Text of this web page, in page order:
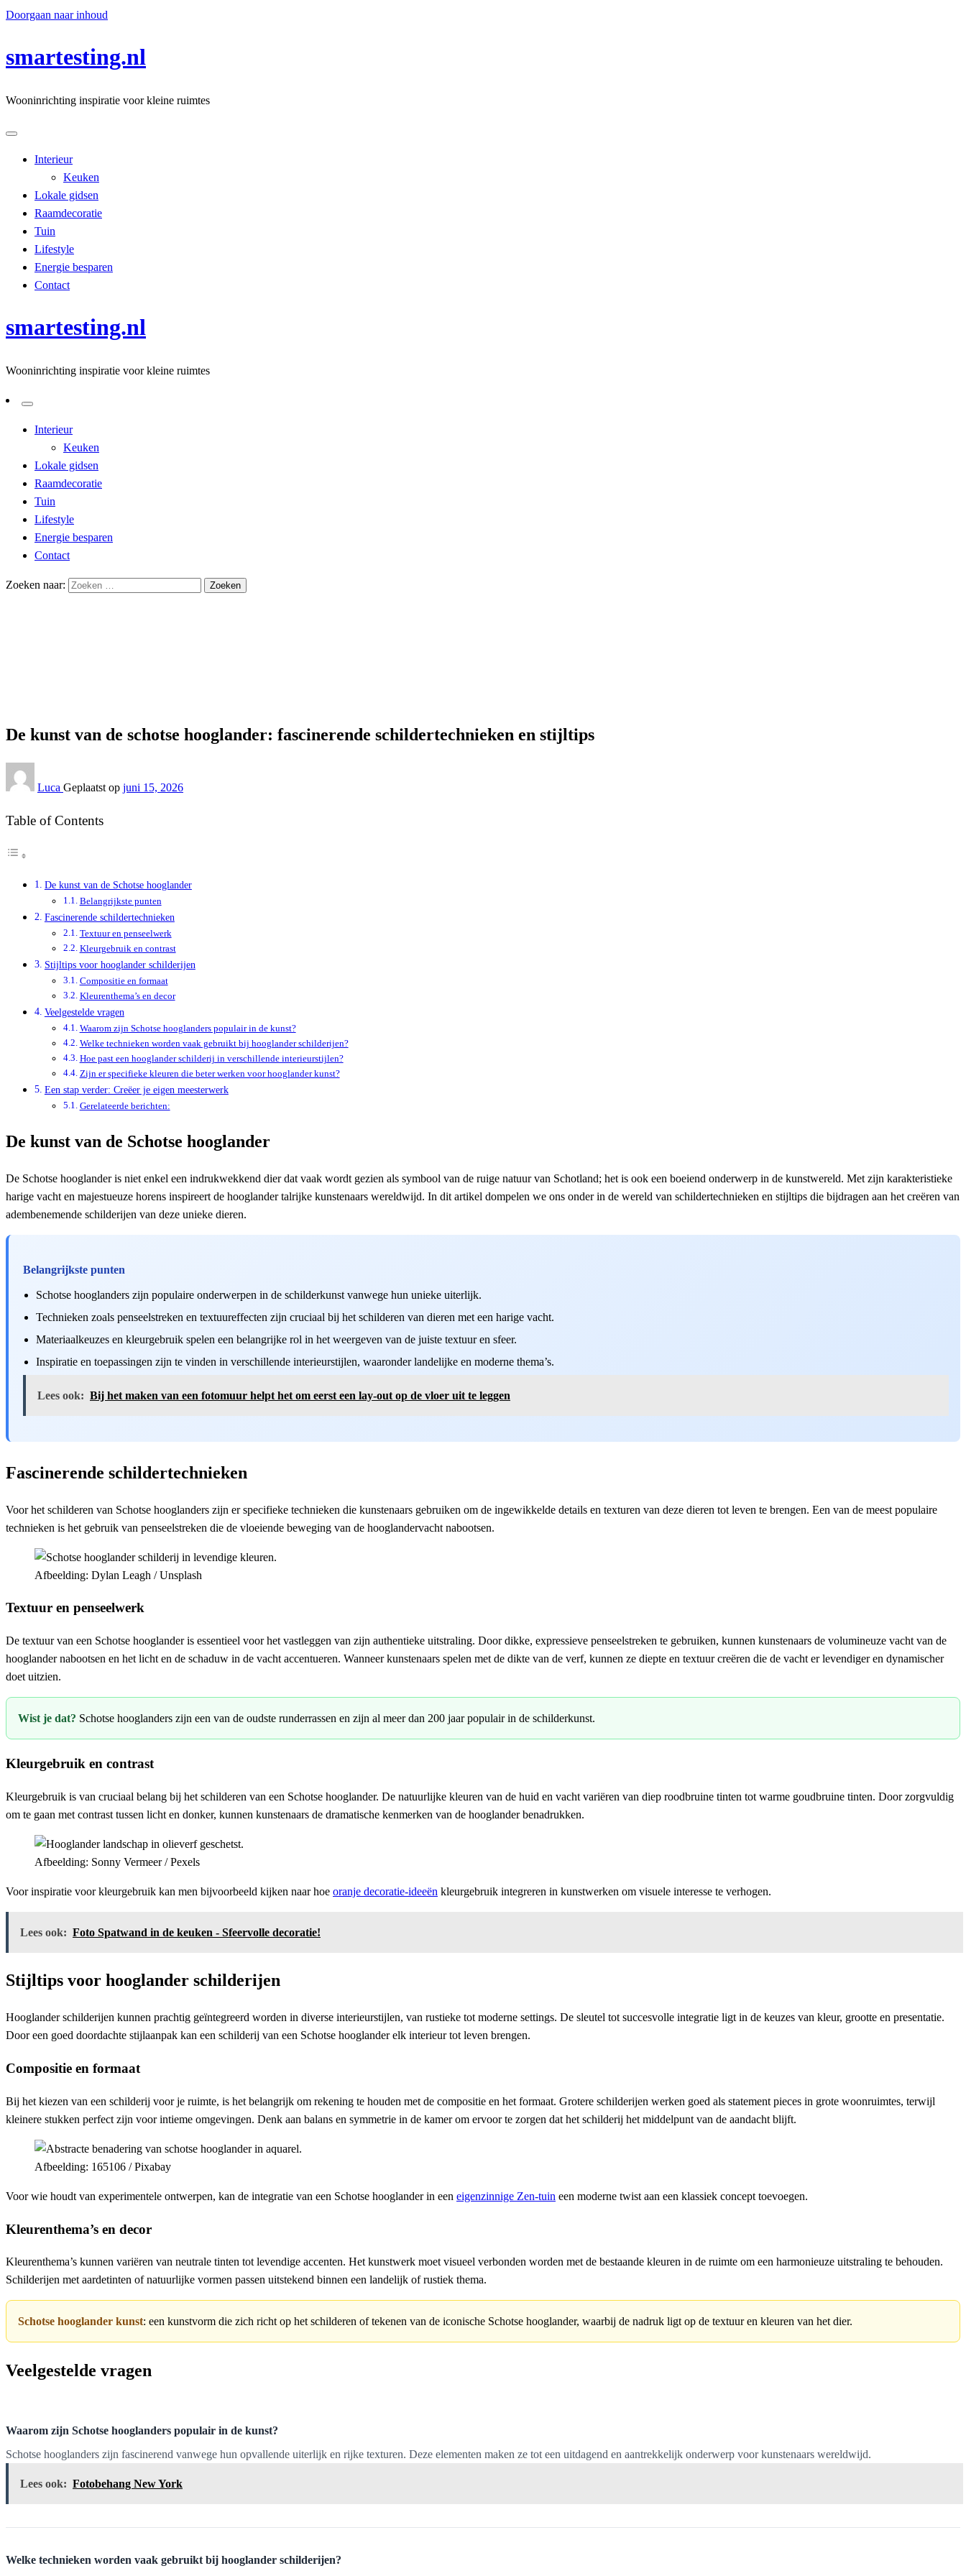
Doorgaan naar inhoud
smartesting.nl
Wooninrichting inspiratie voor kleine ruimtes
Interieur
Keuken
Lokale gidsen
Raamdecoratie
Tuin
Lifestyle
Energie besparen
Contact
smartesting.nl
Wooninrichting inspiratie voor kleine ruimtes
Interieur
Keuken
Lokale gidsen
Raamdecoratie
Tuin
Lifestyle
Energie besparen
Contact
Zoeken naar:
De kunst van de schotse hooglander: fascinerende schildertechnieken en stijltips
Luca Geplaatst op juni 15, 2026
Table of Contents
De kunst van de Schotse hooglander
Belangrijkste punten
Fascinerende schildertechnieken
Textuur en penseelwerk
Kleurgebruik en contrast
Stijltips voor hooglander schilderijen
Compositie en formaat
Kleurenthema’s en decor
Veelgestelde vragen
Waarom zijn Schotse hooglanders populair in de kunst?
Welke technieken worden vaak gebruikt bij hooglander schilderijen?
Hoe past een hooglander schilderij in verschillende interieurstijlen?
Zijn er specifieke kleuren die beter werken voor hooglander kunst?
Een stap verder: Creëer je eigen meesterwerk
Gerelateerde berichten:
De kunst van de Schotse hooglander
De Schotse hooglander is niet enkel een indrukwekkend dier dat vaak wordt gezien als symbool van de ruige natuur van Schotland; het is ook een boeiend onderwerp in de kunstwereld. Met zijn karakteristieke
harige vacht en majestueuze horens inspireert de hooglander talrijke kunstenaars wereldwijd. In dit artikel dompelen we ons onder in de wereld van schildertechnieken en stijltips die bijdragen aan het creëren van
adembenemende schilderijen van deze unieke dieren.
Belangrijkste punten
Schotse hooglanders zijn populaire onderwerpen in de schilderkunst vanwege hun unieke uiterlijk.
Technieken zoals penseelstreken en textuureffecten zijn cruciaal bij het schilderen van dieren met een harige vacht.
Materiaalkeuzes en kleurgebruik spelen een belangrijke rol in het weergeven van de juiste textuur en sfeer.
Inspiratie en toepassingen zijn te vinden in verschillende interieurstijlen, waaronder landelijke en moderne thema’s.
Lees ook: Bij het maken van een fotomuur helpt het om eerst een lay-out op de vloer uit te leggen
Fascinerende schildertechnieken
Voor het schilderen van Schotse hooglanders zijn er specifieke technieken die kunstenaars gebruiken om de ingewikkelde details en texturen van deze dieren tot leven te brengen. Een van de meest populaire
technieken is het gebruik van penseelstreken die de vloeiende beweging van de hooglandervacht nabootsen.
Afbeelding: Dylan Leagh / Unsplash
Textuur en penseelwerk
De textuur van een Schotse hooglander is essentieel voor het vastleggen van zijn authentieke uitstraling. Door dikke, expressieve penseelstreken te gebruiken, kunnen kunstenaars de volumineuze vacht van de
hooglander nabootsen en het licht en de schaduw in de vacht accentueren. Wanneer kunstenaars spelen met de dikte van de verf, kunnen ze diepte en textuur creëren die de vacht er levendiger en dynamischer
doet uitzien.
Wist je dat? Schotse hooglanders zijn een van de oudste runderrassen en zijn al meer dan 200 jaar populair in de schilderkunst.
Kleurgebruik en contrast
Kleurgebruik is van cruciaal belang bij het schilderen van een Schotse hooglander. De natuurlijke kleuren van de huid en vacht variëren van diep roodbruine tinten tot warme goudbruine tinten. Door zorgvuldig
om te gaan met contrast tussen licht en donker, kunnen kunstenaars de dramatische kenmerken van de hooglander benadrukken.
Afbeelding: Sonny Vermeer / Pexels
Voor inspiratie voor kleurgebruik kan men bijvoorbeeld kijken naar hoe oranje decoratie-ideeën kleurgebruik integreren in kunstwerken om visuele interesse te verhogen.
Lees ook: Foto Spatwand in de keuken - Sfeervolle decoratie!
Stijltips voor hooglander schilderijen
Hooglander schilderijen kunnen prachtig geïntegreerd worden in diverse interieurstijlen, van rustieke tot moderne settings. De sleutel tot succesvolle integratie ligt in de keuzes van kleur, grootte en presentatie.
Door een goed doordachte stijlaanpak kan een schilderij van een Schotse hooglander elk interieur tot leven brengen.
Compositie en formaat
Bij het kiezen van een schilderij voor je ruimte, is het belangrijk om rekening te houden met de compositie en het formaat. Grotere schilderijen werken goed als statement pieces in grote woonruimtes, terwijl
kleinere stukken perfect zijn voor intieme omgevingen. Denk aan balans en symmetrie in de kamer om ervoor te zorgen dat het schilderij het middelpunt van de aandacht blijft.
Afbeelding: 165106 / Pixabay
Voor wie houdt van experimentele ontwerpen, kan de integratie van een Schotse hooglander in een eigenzinnige Zen-tuin een moderne twist aan een klassiek concept toevoegen.
Kleurenthema’s en decor
Kleurenthema’s kunnen variëren van neutrale tinten tot levendige accenten. Het kunstwerk moet visueel verbonden worden met de bestaande kleuren in de ruimte om een harmonieuze uitstraling te behouden.
Schilderijen met aardetinten of natuurlijke vormen passen uitstekend binnen een landelijk of rustiek thema.
Schotse hooglander kunst: een kunstvorm die zich richt op het schilderen of tekenen van de iconische Schotse hooglander, waarbij de nadruk ligt op de textuur en kleuren van het dier.
Veelgestelde vragen
Waarom zijn Schotse hooglanders populair in de kunst?
Schotse hooglanders zijn fascinerend vanwege hun opvallende uiterlijk en rijke texturen. Deze elementen maken ze tot een uitdagend en aantrekkelijk onderwerp voor kunstenaars wereldwijd.
Lees ook: Fotobehang New York
Welke technieken worden vaak gebruikt bij hooglander schilderijen?